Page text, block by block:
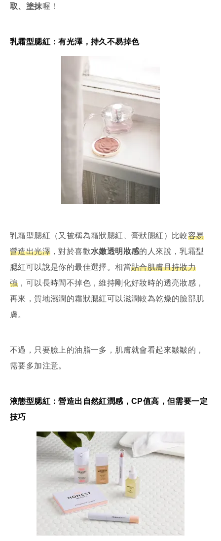
取、塗抹喔！
乳霜型腮紅：有光澤，持久不易掉色
乳霜型腮紅（又被稱為霜狀腮紅、膏狀腮紅）比較容易
營造出光澤 ，對於喜歡水嫩透明妝感的人來說，乳霜型
腮紅可以說是你的最佳選擇。相當貼合肌膚且持妝力
強 ，可以長時間不掉色，維持剛化好妝時的透亮妝感，
再來，質地濕潤的霜狀腮紅可以滋潤較為乾燥的臉部肌
膚。
不過，只要臉上的油脂一多，肌膚就會看起來皺皺的，
需要多加注意。
液態型腮紅：營造出自然紅潤感，CP值高，但需要一定
技巧